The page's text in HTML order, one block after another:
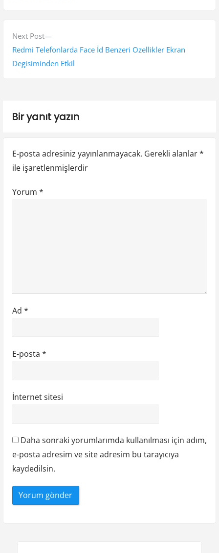
o
u
s
Next Post
N
e
x
s
Redmi Telefonlarda Face İd Benzeri Ozellikler Ekran
Degisiminden Etkil
Bir yanıt yazın
E-posta adresiniz yayınlanmayacak. Gerekli alanlar*
ile işaretlenmişlerdir
Yorum *
Ad *
E-posta *
İnternet sitesi
Daha sonraki yorumlarımda kullanılması için adım,
e-posta adresim ve site adresim bu tarayıcıya
kaydedilsin.